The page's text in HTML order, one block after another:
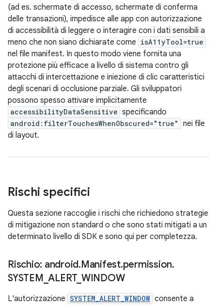
(ad es. schermate di accesso, schermate di conferma
delle transazioni), impedisce alle app con autorizzazione
di accessibilità di leggere o interagire con i dati sensibili a
meno che non siano dichiarate come isA11yTool=true
nel file manifest. In questo modo viene fornita una
protezione più efficace a livello di sistema contro gli
attacchi di intercettazione e iniezione di clic caratteristici
degli scenari di occlusione parziale. Gli sviluppatori
possono spesso attivare implicitamente
accessibilityDataSensitive specificando
android:filterTouchesWhenObscured="true"
nei file
di layout.
Rischi specifici
Questa sezione raccoglie i rischi che richiedono strategie
di mitigazione non standard o che sono stati mitigati a un
determinato livello di SDK e sono qui per completezza.
Rischio: android.Manifest.permission.
SYSTEM _ALERT_ WINDOW
L'autorizzazione SYSTEM_ALERT_WINDOW consente a